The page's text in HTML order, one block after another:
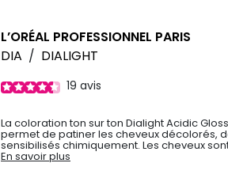
L’ORÉAL PROFESSIONNEL PARIS
DIA / DIALIGHT
19 avis
La coloration ton sur ton Dialight Acidic
permet de patiner les cheveux décolorés,
sensibilisés chimiquement. Les cheveux
En savoir plus